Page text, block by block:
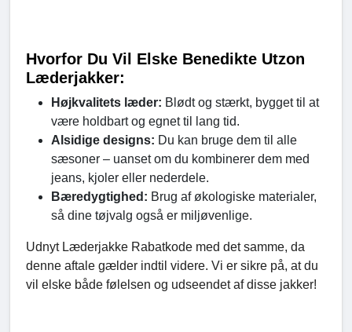
Hvorfor Du Vil Elske Benedikte Utzon
Læderjakker:
Højkvalitets læder: Blødt og stærkt, bygget til at
være holdbart og egnet til lang tid.
Alsidige designs: Du kan bruge dem til alle
sæsoner – uanset om du kombinerer dem med
jeans, kjoler eller nederdele.
Bæredygtighed: Brug af økologiske materialer,
så dine tøjvalg også er miljøvenlige.
Udnyt Læderjakke Rabatkode med det samme, da
denne aftale gælder indtil videre. Vi er sikre på, at du
vil elske både følelsen og udseendet af disse jakker!